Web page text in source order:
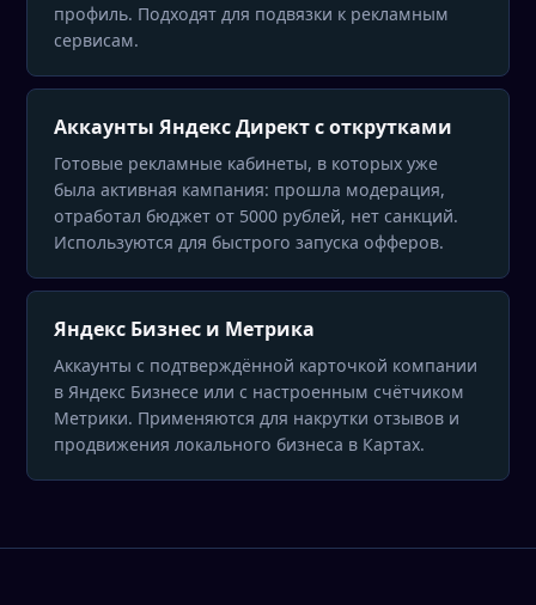
профиль. Подходят для подвязки к рекламным
сервисам.
Аккаунты Яндекс Директ с открутками
Готовые рекламные кабинеты, в которых уже
была активная кампания: прошла модерация,
отработал бюджет от 5000 рублей, нет санкций.
Используются для быстрого запуска офферов.
Яндекс Бизнес и Метрика
Аккаунты с подтверждённой карточкой компании
в Яндекс Бизнесе или с настроенным счётчиком
Метрики. Применяются для накрутки отзывов и
продвижения локального бизнеса в Картах.